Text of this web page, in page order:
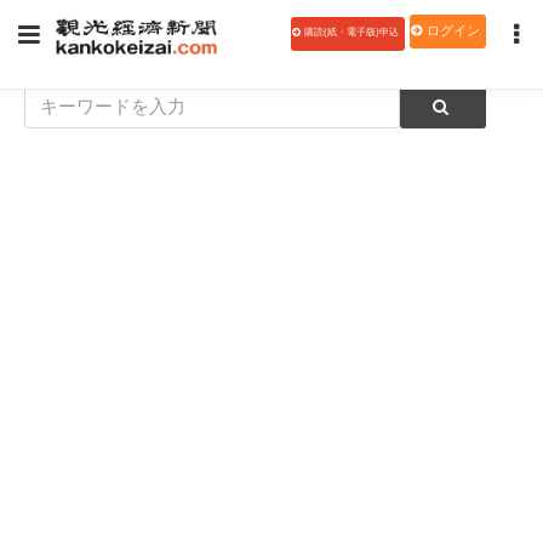
購読(紙・電子版)申込 ログイン